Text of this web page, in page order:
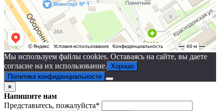
Мы используем файлы cookies. Оставаясь на сайте, вы даете
согласие на их использование. Хорошо
Политика конфиденциальности
×
Напишите нам
Представьтесь, пожалуйста*